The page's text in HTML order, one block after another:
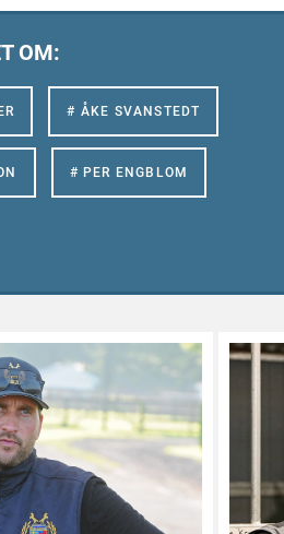
OM:
# ÅKE SVANSTEDT
# PER ENGBLOM